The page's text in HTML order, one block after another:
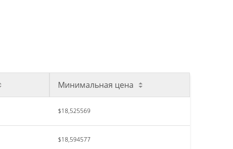
Минимальная цена
$18,525569
$18,594577